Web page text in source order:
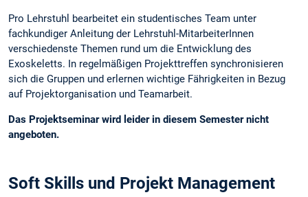
Pro Lehrstuhl bearbeitet ein studentisches Team unter
fachkundiger Anleitung der Lehrstuhl-MitarbeiterInnen
verschiedenste Themen rund um die Entwicklung des
Exoskeletts. In regelmäßigen Projekttreffen synchronisieren
sich die Gruppen und erlernen wichtige Fährigkeiten in Bezug
auf Projektorganisation und Teamarbeit.
Das Projektseminar wird leider in diesem Semester nicht
angeboten.
Soft Skills und Projekt Management